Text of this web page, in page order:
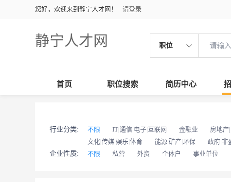
您好，欢迎来到静宁人才网！ 请登录
静宁人才网 职位
首页 职位搜索 简历中心
行业分类: 不限 IT|通信|电子|互联网 金融业 房地产
文化|传媒|娱乐|体育
能源|矿产|环保 政府|非
企业性质:
不限 私营 外资 个体户 事业单位